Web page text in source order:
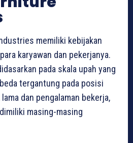
memiliki kebijakan
karyawan dan pekerjanya.
pada skala upah yang
tergantung pada posisi
dan pengalaman bekerja,
masing-masing